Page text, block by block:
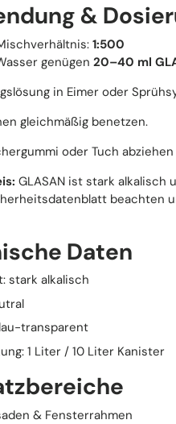
&
1:500
genügen 20–40 ml
in Eimer oder
gleichmäßig benetzen.
oder Tuch
GLASAN ist stark alkalisch
beachten
Daten
stark alkalisch
transparent
1 Liter / 10 Liter Kanister
& Fensterrahmen